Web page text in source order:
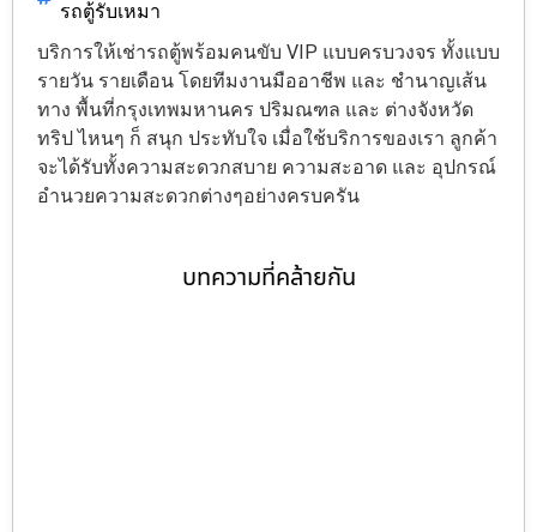
รถตู้รับเหมา
บริการให้เช่ารถตู้พร้อมคนขับ VIP แบบครบวงจร ทั้งแบบ
รายวัน รายเดือน โดยทีมงานมืออาชีพ และ ชำนาญเส้น
ทาง พื้นที่กรุงเทพมหานคร ปริมณฑล และ ต่างจังหวัด
ทริป ไหนๆ ก็ สนุก ประทับใจ เมื่อใช้บริการของเรา ลูกค้า
จะได้รับทั้งความสะดวกสบาย ความสะอาด และ อุปกรณ์
อำนวยความสะดวกต่างๆอย่างครบครัน
บทความที่คล้ายกัน